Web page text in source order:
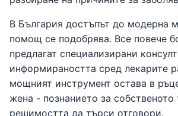
В България достъпът до модерна
помощ се подобрява. Все повече
предлагат специализирани
информираността сред лекарите
мощният инструмент остава в
жена - познанието за собственото
решимостта да търси отговори.